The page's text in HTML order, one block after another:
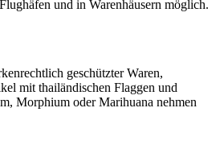
und in Warenhäusern möglich.
geschützter Waren,
mit thailändischen Flaggen und
Morphium oder Marihuana nehmen